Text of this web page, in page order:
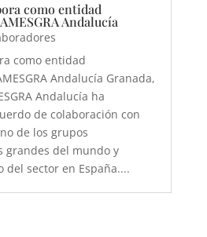
como entidad
Andalucía
como entidad
Andalucía Granada,
Andalucía ha
de colaboración con
de los grupos
grandes del mundo y
del sector en España....